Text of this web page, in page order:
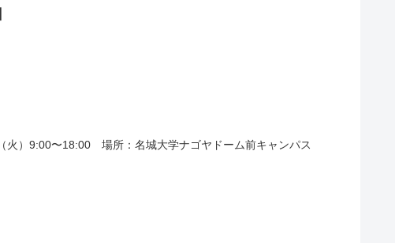
）9:00〜18:00 場所：名城大学ナゴヤドーム前キャンパス